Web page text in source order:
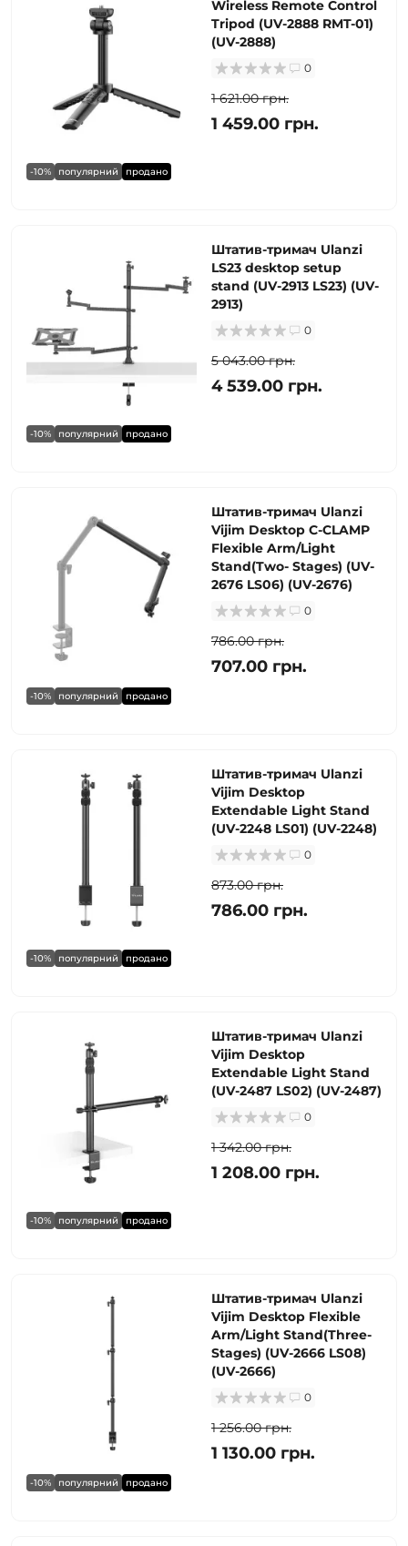
-10% популярний продано
Wireless Remote Control
Tripod (UV-2888 RMT-01)
(UV-2888)
0
1 621.00 грн.
1 459.00 грн.
-10% популярний продано
Штатив-тримач Ulanzi
LS23 desktop setup
stand (UV-2913 LS23) (UV-
2913)
0
5 043.00 грн.
4 539.00 грн.
-10% популярний продано
Штатив-тримач Ulanzi
Vijim Desktop C-CLAMP
Flexible Arm/Light
Stand(Two- Stages) (UV-
2676 LS06) (UV-2676)
0
786.00 грн.
707.00 грн.
-10% популярний продано
Штатив-тримач Ulanzi
Vijim Desktop
Extendable Light Stand
(UV-2248 LS01) (UV-2248)
0
873.00 грн.
786.00 грн.
-10% популярний продано
Штатив-тримач Ulanzi
Vijim Desktop
Extendable Light Stand
(UV-2487 LS02) (UV-2487)
0
1 342.00 грн.
1 208.00 грн.
-10% популярний продано
Штатив-тримач Ulanzi
Vijim Desktop Flexible
Arm/Light Stand(Three-
Stages) (UV-2666 LS08)
(UV-2666)
0
1 256.00 грн.
1 130.00 грн.